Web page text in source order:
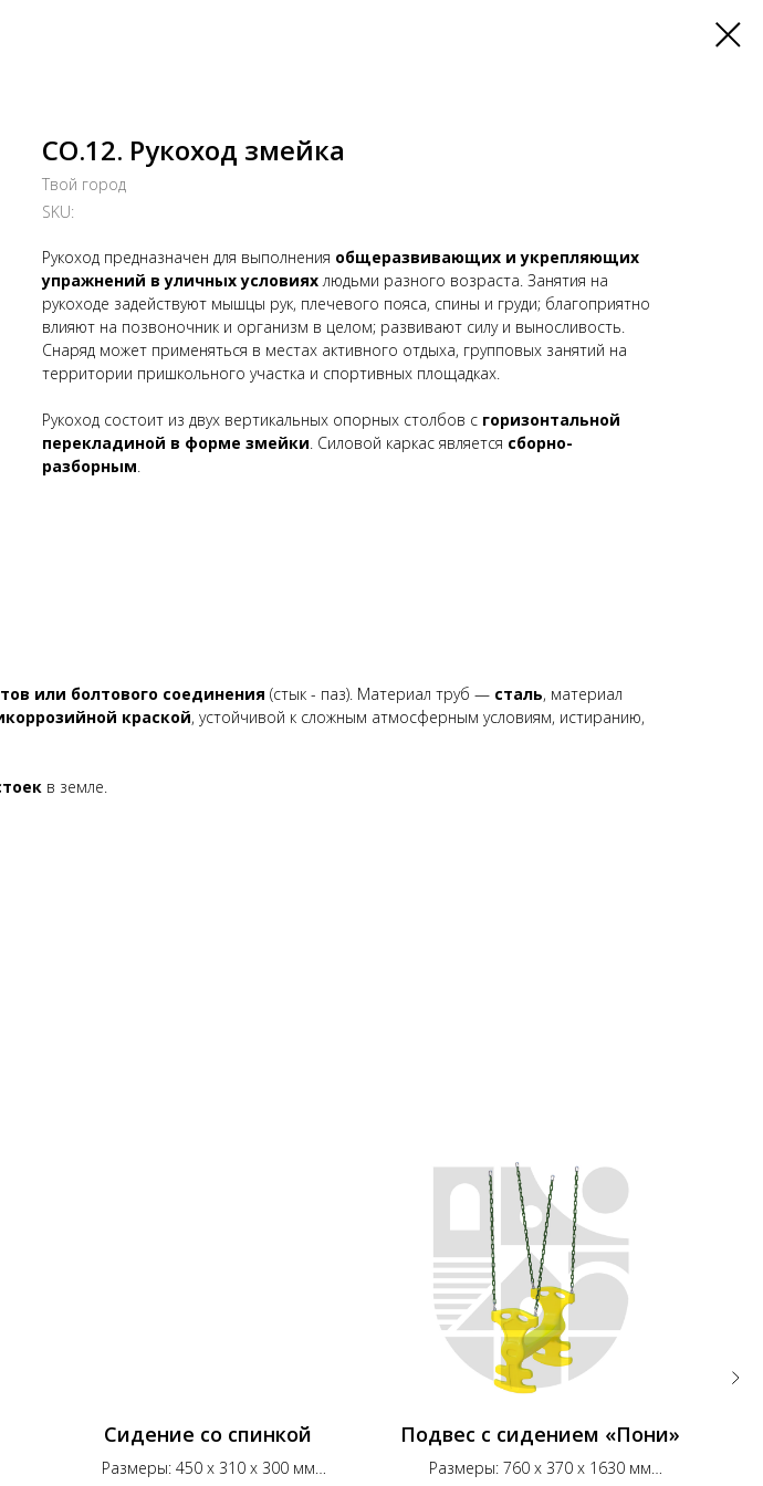
СО.12. Рукоход змейка
Твой город
SKU:
Рукоход предназначен для выполнения общеразвивающих и укрепляющих
упражнений в уличных условияхлюдьми разного возраста. Занятия на
рукоходе задействуют мышцы рук, плечевого пояса, спины и груди; благоприятно
влияют на позвоночник и организм в целом; развивают силу и выносливость.
Снаряд может применяться в местах активного отдыха, групповых занятий на
территории пришкольного участка и спортивных площадках.
Рукоход состоит из двух вертикальных опорных столбов с горизонтальной
перекладиной в форме змейки. Силовой каркас является сборно-
разборным.
или болтового соединения (стык - паз). Материал труб — сталь, материал
краской, устойчивой к сложным атмосферным условиям, истиранию,
в земле.
Сидение со спинкой
Размеры: 450 x 310 x 300 мм
Подвес с сидением «Пони»
Размеры: 760 x 370 x 1630 мм